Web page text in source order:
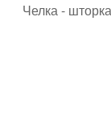
Челка -